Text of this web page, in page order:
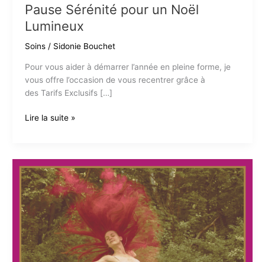
Pause Sérénité pour un Noël
Lumineux
Soins/ Sidonie Bouchet
Pour vous aider à démarrer l’année en pleine forme, je
vous offre l’occasion de vous recentrer grâce à
des Tarifs Exclusifs […]
Pause
Noël
Lumineux
Lire la suite »